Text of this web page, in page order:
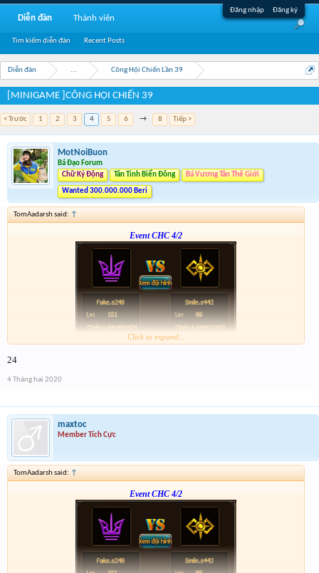
Đăng nhập Đăng ký
Diễn đàn ... Công Hội Chiến Lần 39
[MINIGAME ]CÔNG HỘI CHIẾN 39
< Trước 1 2 3 4 5 6 → 8 Tiếp >
MotNoiBuon
Bá Đạo Forum
Chữ Ký Động
Tân Tinh Biển Đông Bá Vương Tân Thế Giới
Wanted 300.000.000 Beri
TomAadarsh said: ↑
Event CHC 4/2
Click to expand...
24
4 Tháng hai 2020
maxtoc
Member Tích Cực
TomAadarsh said: ↑
Event CHC 4/2
Diễn đàn
Tìm kiếm diễn đàn Recent Posts
Thành viên